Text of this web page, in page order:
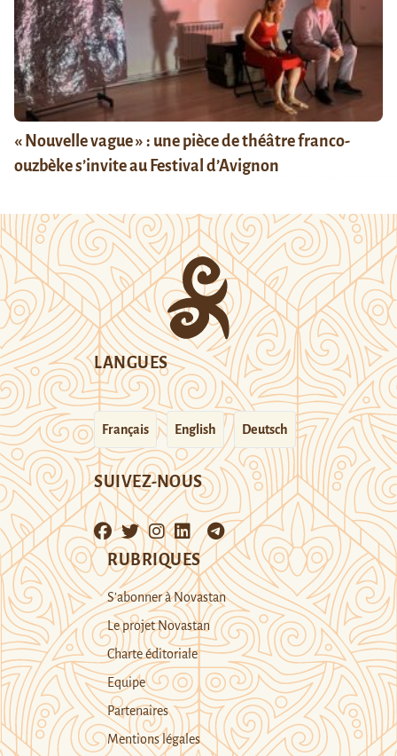
« Nouvelle vague » : une pièce de théâtre franco-
ouzbèke s’invite au Festival d’Avignon
LANGUES
Français English Deutsch
SUIVEZ-NOUS
RUBRIQUES
S’abonner à Novastan
Le projet Novastan
Charte éditoriale
Equipe
Partenaires
Mentions légales